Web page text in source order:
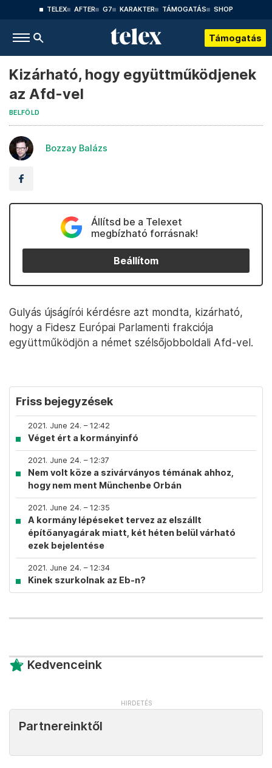
TELEX AFTER G7 KARAKTER TÁMOGATÁS SHOP
Támogatás
Kizárható, hogy együttműködjenek
az Afd-vel
BELFÖLD
Bozzay Balázs
Állítsd be a Telexet
megbízható forrásnak!
Beállítom
Gulyás újságírói kérdésre azt mondta, kizárható,
hogy a Fidesz Európai Parlamenti frakciója
együttműködjön a német szélsőjobboldali Afd-vel.
Friss bejegyzések
2021. June 24. – 12:42
Véget ért a kormányinfó
2021. June 24. – 12:37
Nem volt köze a szivárványos témának ahhoz,
hogy nem ment Münchenbe Orbán
2021. June 24. – 12:35
A kormány lépéseket tervez az elszállt
építőanyagárak miatt, két héten belül várható
ezek bejelentése
2021. June 24. – 12:34
Kinek szurkolnak az Eb-n?
Kedvenceink
Partnereinktől